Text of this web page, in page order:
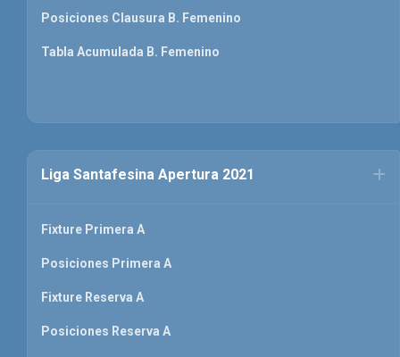
Posiciones Clausura B. Femenino
Tabla Acumulada B. Femenino
Liga Santafesina Apertura 2021
Fixture Primera A
Posiciones Primera A
Fixture Reserva A
Posiciones Reserva A